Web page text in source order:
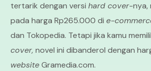
tertarik dengan versihard cover-nya,
pada harga Rp265.000 die-
dan Tokopedia. Tetapi jika kamu
cover, novel ini dibanderol dengan
websiteGramedia.com.